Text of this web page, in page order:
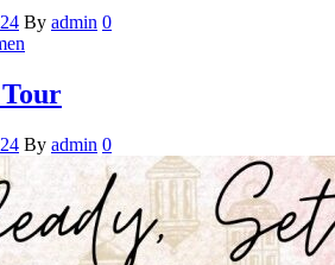
By admin 0
By admin 0